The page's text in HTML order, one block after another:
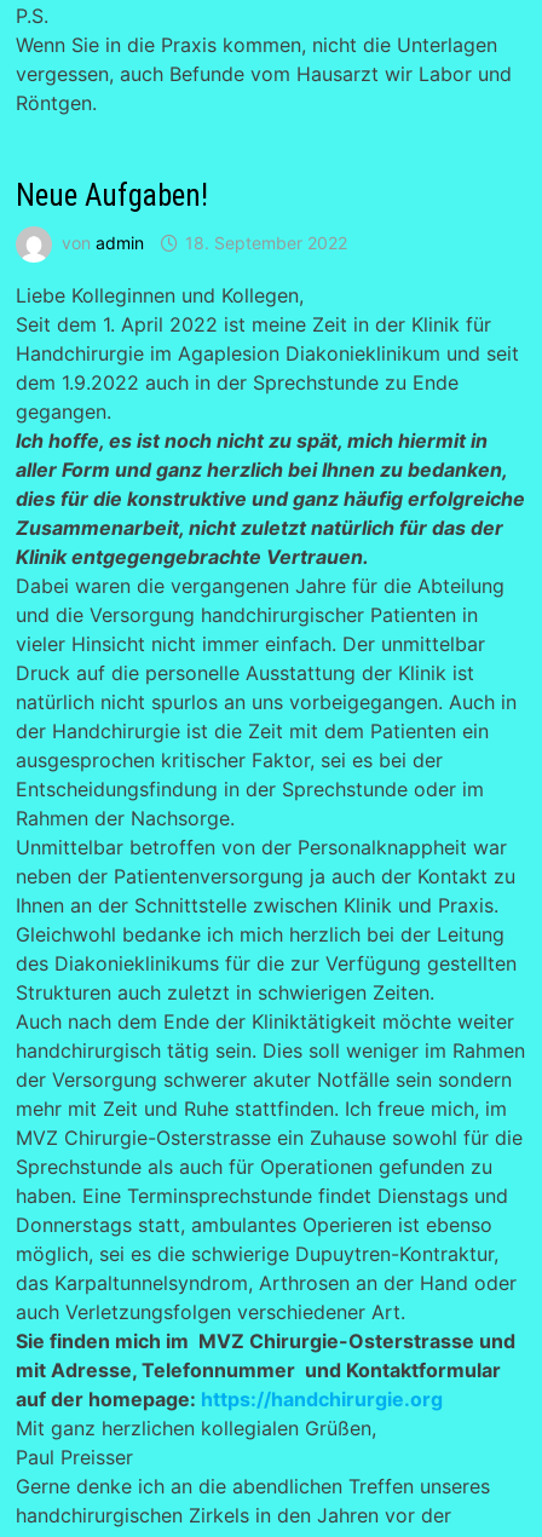
P.S.
Wenn Sie in die Praxis kommen, nicht die Unterlagen
vergessen, auch Befunde vom Hausarzt wir Labor und
Röntgen.
Neue Aufgaben!
von admin 18. September 2022
Liebe Kolleginnen und Kollegen,
Seit dem 1. April 2022 ist meine Zeit in der Klinik für
Handchirurgie im Agaplesion Diakonieklinikum und seit
dem 1.9.2022 auch in der Sprechstunde zu Ende
gegangen.
Ich hoffe, es ist noch nicht zu spät, mich hiermit in
aller Form und ganz herzlich bei Ihnen zu bedanken,
dies für die konstruktive und ganz häufig erfolgreiche
Zusammenarbeit, nicht zuletzt natürlich für das der
Klinik entgegengebrachte Vertrauen.
Dabei waren die vergangenen Jahre für die Abteilung
und die Versorgung handchirurgischer Patienten in
vieler Hinsicht nicht immer einfach. Der unmittelbar
Druck auf die personelle Ausstattung der Klinik ist
natürlich nicht spurlos an uns vorbeigegangen. Auch in
der Handchirurgie ist die Zeit mit dem Patienten ein
ausgesprochen kritischer Faktor, sei es bei der
Entscheidungsfindung in der Sprechstunde oder im
Rahmen der Nachsorge.
Unmittelbar betroffen von der Personalknappheit war
neben der Patientenversorgung ja auch der Kontakt zu
Ihnen an der Schnittstelle zwischen Klinik und Praxis.
Gleichwohl bedanke ich mich herzlich bei der Leitung
des Diakonieklinikums für die zur Verfügung gestellten
Strukturen auch zuletzt in schwierigen Zeiten.
Auch nach dem Ende der Kliniktätigkeit möchte weiter
handchirurgisch tätig sein. Dies soll weniger im Rahmen
der Versorgung schwerer akuter Notfälle sein sondern
mehr mit Zeit und Ruhe stattfinden. Ich freue mich, im
MVZ Chirurgie-Osterstrasse ein Zuhause sowohl für die
Sprechstunde als auch für Operationen gefunden zu
haben. Eine Terminsprechstunde findet Dienstags und
Donnerstags statt, ambulantes Operieren ist ebenso
möglich, sei es die schwierige Dupuytren-Kontraktur,
das Karpaltunnelsyndrom, Arthrosen an der Hand oder
auch Verletzungsfolgen verschiedener Art.
Sie finden mich im MVZ Chirurgie-Osterstrasse und
mit Adresse, Telefonnummer und Kontaktformular
auf der homepage: https://handchirurgie.org
Mit ganz herzlichen kollegialen Grüßen,
Paul Preisser
Gerne denke ich an die abendlichen Treffen unseres
handchirurgischen Zirkels in den Jahren vor der